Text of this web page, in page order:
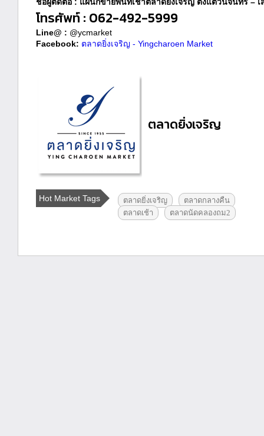
โทรศัพท์ : 062-492-5999
Line@ : @ycmarket
Facebook: ตลาดยิ่งเจริญ - Yingcharoen Market
ตลาดยิ่งเจริญ
Hot Market Tags ตลาดยิ่งเจริญ
ตลาดกลางคืน
ตลาดเช้า
ตลาดนัดคลองถม2